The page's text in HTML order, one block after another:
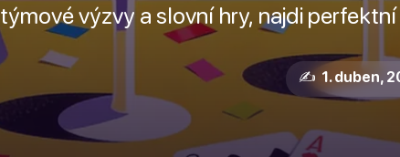
týmové výzvy a slovní hry, najdi
✍️ 1. duben,